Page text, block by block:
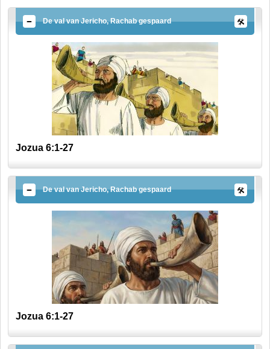
De val van Jericho, Rachab gespaard
Jozua 6:1-27
De val van Jericho, Rachab gespaard
Jozua 6:1-27